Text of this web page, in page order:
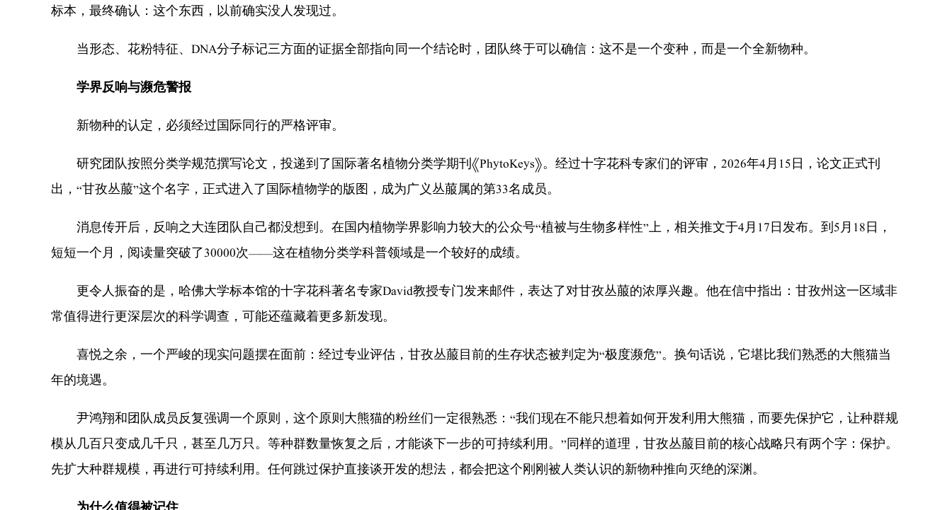
标本，最终确认：这个东西，以前确实没人发现过。
当形态、花粉特征、DNA分子标记三方面的证据全部指向同一个结论时，团队终于可以确信：这不是一个变种，而是一个全新物种。
学界反响与濒危警报
新物种的认定，必须经过国际同行的严格评审。
研究团队按照分类学规范撰写论文，投递到了国际著名植物分类学期刊《PhytoKeys》。经过十字花科专家们的评审，2026年4月15日，论文正式刊
出，“甘孜丛菔”这个名字，正式进入了国际植物学的版图，成为广义丛菔属的第33名成员。
消息传开后，反响之大连团队自己都没想到。在国内植物学界影响力较大的公众号“植被与生物多样性”上，相关推文于4月17日发布。到5月18日，
短短一个月，阅读量突破了30000次——这在植物分类学科普领域是一个较好的成绩。
更令人振奋的是，哈佛大学标本馆的十字花科著名专家David教授专门发来邮件，表达了对甘孜丛菔的浓厚兴趣。他在信中指出：甘孜州这一区域非
常值得进行更深层次的科学调查，可能还蕴藏着更多新发现。
喜悦之余，一个严峻的现实问题摆在面前：经过专业评估，甘孜丛菔目前的生存状态被判定为“极度濒危”。换句话说，它堪比我们熟悉的大熊猫当
年的境遇。
尹鸿翔和团队成员反复强调一个原则，这个原则大熊猫的粉丝们一定很熟悉：“我们现在不能只想着如何开发利用大熊猫，而要先保护它，让种群规
模从几百只变成几千只，甚至几万只。等种群数量恢复之后，才能谈下一步的可持续利用。”同样的道理，甘孜丛菔目前的核心战略只有两个字：保护。
先扩大种群规模，再进行可持续利用。任何跳过保护直接谈开发的想法，都会把这个刚刚被人类认识的新物种推向灭绝的深渊。